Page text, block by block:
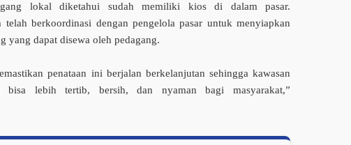
lokal diketahui sudah memiliki kios di dalam pasar.
telah berkoordinasi dengan pengelola pasar untuk menyiapkan
yang dapat disewa oleh pedagang.
penataan ini berjalan berkelanjutan sehingga kawasan
bisa lebih tertib, bersih, dan nyaman bagi masyarakat,”